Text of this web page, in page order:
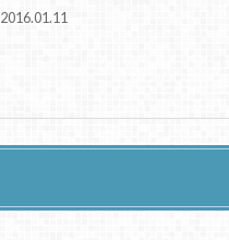
2016.01.11